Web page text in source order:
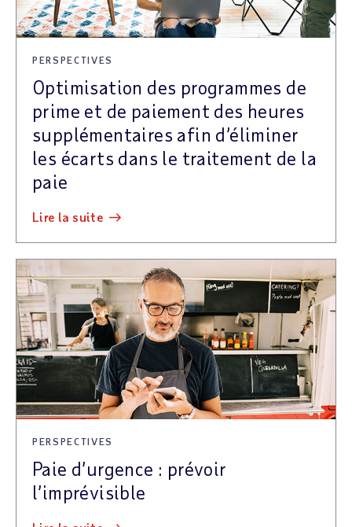
PERSPECTIVES
Optimisation des programmes de
prime et de paiement des heures
supplémentaires afin d’éliminer
les écarts dans le traitement de la
paie
lire la suite
PERSPECTIVES
Paie d’urgence : prévoir
l’imprévisible